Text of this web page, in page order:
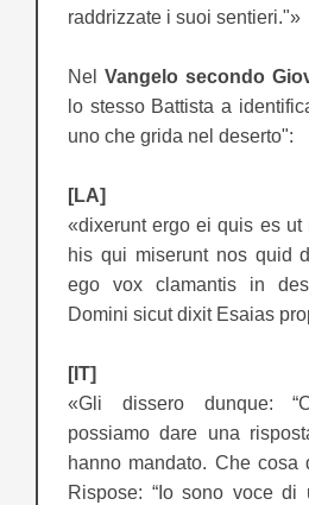
raddrizzate i suoi sentieri."»
Nel Vangelo secondo
lo stesso Battista a
uno che grida nel deserto":
[LA]
«dixerunt ergo ei quis es ut
his qui miserunt nos quid
ego vox clamantis in
Domini sicut dixit Esaias
[IT]
«Gli dissero dunque:
possiamo dare una
hanno mandato. Che cosa
Rispose: “Io sono voce di